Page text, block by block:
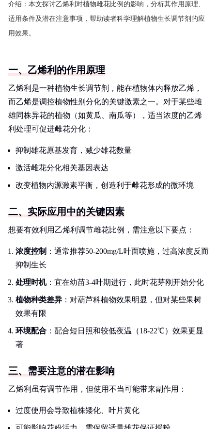
介绍： 本文探讨乙烯利对植物雌花比例的影响，分析其作用原理、
适用条件及潜在注意事项，帮助读者科学理解植物生长调节剂的应
用效果。
一、乙烯利的作用原理
乙烯利是一种植物生长调节剂，能在植物体内释放乙烯，
而乙烯是调控植物性别分化的关键激素之一。对于某些雌
雄同株异花的植物（如黄瓜、南瓜等），适当浓度的乙烯
利处理可促进雌花分化：
抑制雄花原基发育，减少雄花数量
激活雌花分化相关基因表达
改变植物内源激素平衡，创造利于雌花形成的微环境
二、实际应用中的关键因素
想要有效利用乙烯利调节雌花比例，需注意以下要点：
浓度控制 ：通常推荐50-200mg/L叶面喷施，过高浓度反而
抑制生长
处理时机：宜在幼苗3-4叶期进行，此时花芽刚开始分化
植物种类差异 ：对葫芦科植物效果明显，但对某些果树
效果有限
环境配合 ：配合短日照和较低夜温（18-22℃）效果更显
著
三、需要注意的潜在影响
乙烯利虽有调节作用，但使用不当可能带来副作用：
过度使用会导致植株矮化、叶片黄化